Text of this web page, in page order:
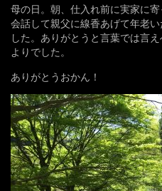
母の日。朝、仕入れ前に実家に
会話して親父に線香あげて年老
した。ありがとうと言葉では言
よりでした。
ありがとうおかん！